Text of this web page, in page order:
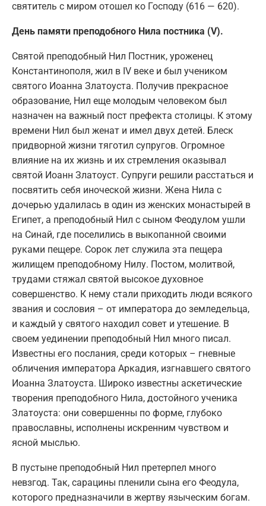
святитель с миром отошел ко Господу (616 — 620).
День памяти преподобного Нила постника (V).
Святой преподобный Нил Постник, уроженец
Константинополя, жил в IV веке и был учеником
святого Иоанна Златоуста. Получив прекрасное
образование, Нил еще молодым человеком был
назначен на важный пост префекта столицы. К этому
времени Нил был женат и имел двух детей. Блеск
придворной жизни тяготил супругов. Огромное
влияние на их жизнь и их стремления оказывал
святой Иоанн Златоуст. Супруги решили расстаться и
посвятить себя иноческой жизни. Жена Нила с
дочерью удалилась в один из женских монастырей в
Египет, а преподобный Нил с сыном Феодулом ушли
на Синай, где поселились в выкопанной своими
руками пещере. Сорок лет служила эта пещера
жилищем преподобному Нилу. Постом, молитвой,
трудами стяжал святой высокое духовное
совершенство. К нему стали приходить люди всякого
звания и сословия – от императора до земледельца,
и каждый у святого находил совет и утешение. В
своем уединении преподобный Нил много писал.
Известны его послания, среди которых – гневные
обличения императора Аркадия, изгнавшего святого
Иоанна Златоуста. Широко известны аскетические
творения преподобного Нила, достойного ученика
Златоуста: они совершенны по форме, глубоко
православны, исполнены искренним чувством и
ясной мыслью.
В пустыне преподобный Нил претерпел много
невзгод. Так, сарацины пленили сына его Феодула,
которого предназначили в жертву языческим богам.